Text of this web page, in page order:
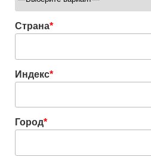
Страна*
Индекс*
Город*